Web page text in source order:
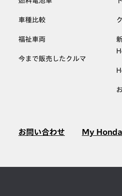
車種比較
福祉車両
今まで販売したクルマ
お問い合わせ My Honda